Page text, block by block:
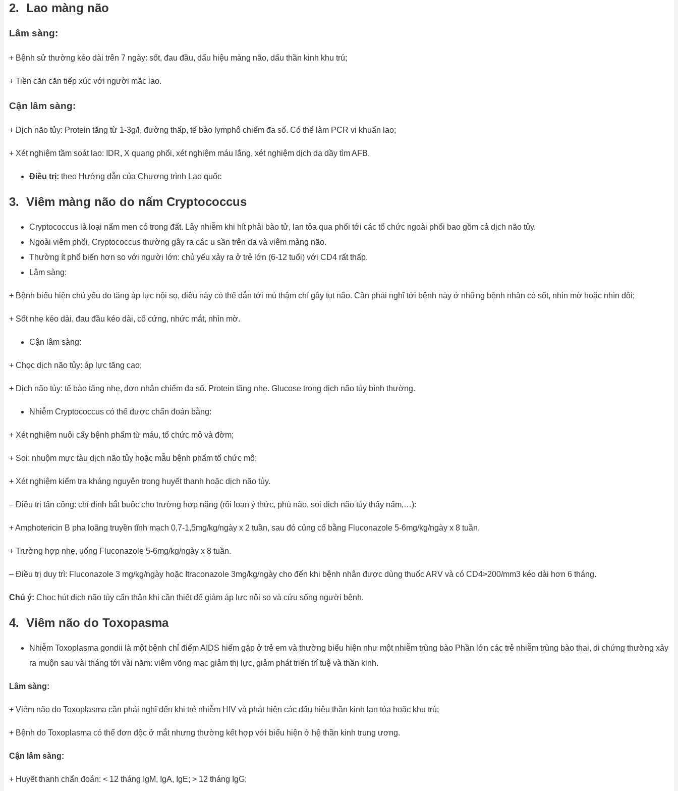
2. Lao màng não
Lâm sàng:
+ Bệnh sử thường kéo dài trên 7 ngày: sốt, đau đầu, dấu hiệu màng não, dấu thần kinh khu trú;
+ Tiền căn căn tiếp xúc với người mắc lao.
Cận lâm sàng:
+ Dịch não tủy: Protein tăng từ 1-3g/l, đường thấp, tế bào lymphô chiếm đa số. Có thể làm PCR vi khuẩn lao;
+ Xét nghiệm tầm soát lao: IDR, X quang phổi, xét nghiệm máu lắng, xét nghiệm dịch dạ dầy tìm AFB.
Điều trị: theo Hướng dẫn của Chương trình Lao quốc
3. Viêm màng não do nấm Cryptococcus
Cryptococcus là loại nấm men có trong đất. Lây nhiễm khi hít phải bào tử, lan tỏa qua phổi tới các tổ chức ngoài phổi bao gồm cả dịch não tủy.
Ngoài viêm phổi, Cryptococcus thường gây ra các u sần trên da và viêm màng não.
Thường ít phổ biến hơn so với người lớn: chủ yếu xảy ra ở trẻ lớn (6-12 tuổi) với CD4 rất thấp.
Lâm sàng:
+ Bệnh biểu hiện chủ yếu do tăng áp lực nội sọ, điều này có thể dẫn tới mù thậm chí gây tụt não. Cần phải nghĩ tới bệnh này ở những bệnh nhân có sốt, nhìn mờ hoặc nhìn đôi;
+ Sốt nhẹ kéo dài, đau đầu kéo dài, cổ cứng, nhức mắt, nhìn mờ.
Cận lâm sàng:
+ Chọc dịch não tủy: áp lực tăng cao;
+ Dịch não tủy: tế bào tăng nhẹ, đơn nhân chiếm đa số. Protein tăng nhẹ. Glucose trong dịch não tủy bình thường.
Nhiễm Cryptococcus có thể được chẩn đoán bằng:
+ Xét nghiệm nuôi cấy bệnh phẩm từ máu, tổ chức mô và đờm;
+ Soi: nhuộm mực tàu dịch não tủy hoặc mẫu bệnh phẩm tổ chức mô;
+ Xét nghiệm kiểm tra kháng nguyên trong huyết thanh hoặc dịch não tủy.
– Điều trị tấn công: chỉ định bắt buộc cho trường hợp nặng (rối loạn ý thức, phù não, soi dịch não tủy thấy nấm,…):
+ Amphotericin B pha loãng truyền tĩnh mạch 0,7-1,5mg/kg/ngày x 2 tuần, sau đó củng cố bằng Fluconazole 5-6mg/kg/ngày x 8 tuần.
+ Trường hợp nhẹ, uống Fluconazole 5-6mg/kg/ngày x 8 tuần.
– Điều trị duy trì: Fluconazole 3 mg/kg/ngày hoặc Itraconazole 3mg/kg/ngày cho đến khi bệnh nhân được dùng thuốc ARV và có CD4>200/mm3 kéo dài hơn 6 tháng.
Chú ý: Chọc hút dịch não tủy cẩn thận khi cần thiết để giảm áp lực nội sọ và cứu sống người bệnh.
4. Viêm não do Toxopasma
Nhiễm Toxoplasma gondii là một bệnh chỉ điểm AIDS hiếm gặp ở trẻ em và thường biểu hiện như một nhiễm trùng bào Phần lớn các trẻ nhiễm trùng bào thai, di chứng thường xảy
ra muộn sau vài tháng tới vài năm: viêm võng mạc giảm thị lực, giảm phát triển trí tuệ và thần kinh.
Lâm sàng:
+ Viêm não do Toxoplasma cần phải nghĩ đến khi trẻ nhiễm HIV và phát hiện các dấu hiệu thần kinh lan tỏa hoặc khu trú;
+ Bệnh do Toxoplasma có thể đơn độc ở mắt nhưng thường kết hợp với biểu hiện ở hệ thần kinh trung ương.
Cận lâm sàng:
+ Huyết thanh chẩn đoán: < 12 tháng IgM, IgA, IgE; > 12 tháng IgG;